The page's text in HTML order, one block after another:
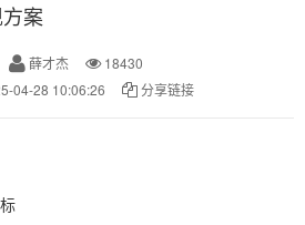
案
薛才杰
18430
04-28 10:06:26
分享链接